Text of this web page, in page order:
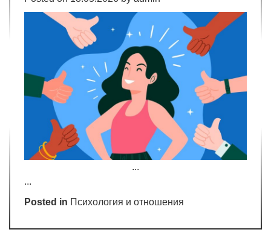
...
...
Posted in Психология и отношения